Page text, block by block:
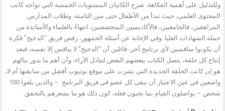
وللتدليل على أهمية الفكاهة، شرح الكاتبان المستويات الخمسة التي تواجه كاتب
المحتوى العلمي، حيث تبدأ من الأطفال حتى سن الثامنة، وطلاب المدارس
المراهقين، فالجامعيين، فالأكاديميين المتخصصين، انتهاءً بالعلماء والأساتذة من
حملة الشهادات العليا. وفي الإجابة عن أسئلة الجمهور، رفض فريق “الدحيح” فكرة
أن يكونوا منافسين لأي برنامج آخر، قائلين أن “الدحيح” لا ينافس إلا نفسه، فبعد
إنتاج كل حلقة، يتصل الكتاب ببعضهم البعض لتبادل الآراء، وأن أهم ما يدور ببالهم
هو إن كانت الحلقة الجديدة التي نشرت على موقع يوتيوب أفضل من سابقتها أم لا،
واضعين في عين الاعتبار أن يبقى كل عضو في فريق البرنامج – والذين بلغوا 100
شخص – يواصلون القيام بما يحبون فعله، كون ذلك هو ما يشعرهم بالتحقق.